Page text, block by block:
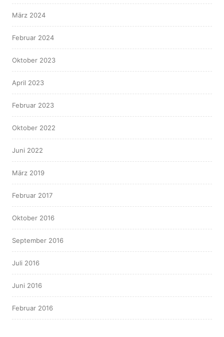
März 2024
Februar 2024
Oktober 2023
April 2023
Februar 2023
Oktober 2022
Juni 2022
März 2019
Februar 2017
Oktober 2016
September 2016
Juli 2016
Juni 2016
Februar 2016